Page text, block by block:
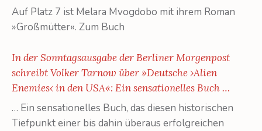
Auf Platz 7 ist Melara Mvogdobo mit ihrem Roman
»Großmütter«. Zum Buch
In der Sonntagsausgabe der Berliner Morgenpost
schreibt Volker Tarnow über »Deutsche ›Alien
Enemies‹ in den USA«: Ein sensationelles Buch …
… Ein sensationelles Buch, das diesen historischen
Tiefpunkt einer bis dahin überaus erfolgreichen